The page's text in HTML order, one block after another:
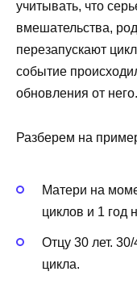
учитывать, что
вмешательства,
перезапускают
событие
обновления от него.
Разберем на
Матери на
циклов и 1 год
Отцу 30 лет.
цикла.